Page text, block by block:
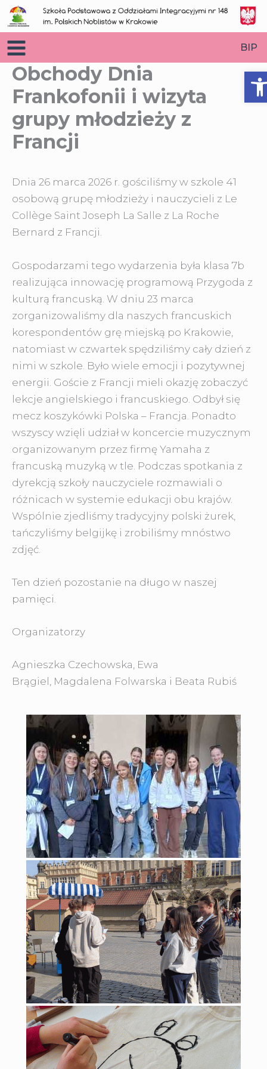
Przejdź
do
treści
BIP
Obchody Dnia
Frankofonii i wizyta
grupy młodzieży z
Francji
Dnia 26 marca 2026 r. gościliśmy w szkole 41
osobową grupę młodzieży i nauczycieli z Le
Collège Saint Joseph La Salle z La Roche
Bernard z Francji.
Gospodarzami tego wydarzenia była klasa 7b
realizująca innowację programową Przygoda z
kulturą francuską. W dniu 23 marca
zorganizowaliśmy dla naszych francuskich
korespondentów grę miejską po Krakowie,
natomiast w czwartek spędziliśmy cały dzień z
nimi w szkole. Było wiele emocji i pozytywnej
energii. Goście z Francji mieli okazję zobaczyć
lekcje angielskiego i francuskiego. Odbył się
mecz koszykówki Polska – Francja. Ponadto
wszyscy wzięli udział w koncercie muzycznym
organizowanym przez firmę Yamaha z
francuską muzyką w tle. Podczas spotkania z
dyrekcją szkoły nauczyciele rozmawiali o
różnicach w systemie edukacji obu krajów.
Wspólnie zjedliśmy tradycyjny polski żurek,
tańczyliśmy belgijkę i zrobiliśmy mnóstwo
zdjęć.
Ten dzień pozostanie na długo w naszej
pamięci.
Organizatorzy
Agnieszka Czechowska, Ewa
Brągiel, Magdalena Folwarska i Beata Rubiś